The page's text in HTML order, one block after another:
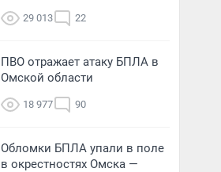
29 013 22
ПВО отражает атаку БПЛА в
Омской области
18 977 90
Обломки БПЛА упали в поле
в окрестностях Омска —